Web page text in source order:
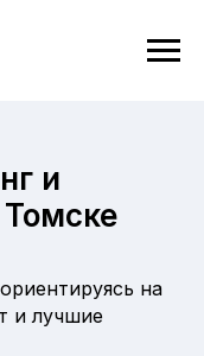
и
Томске
на
и лучшие